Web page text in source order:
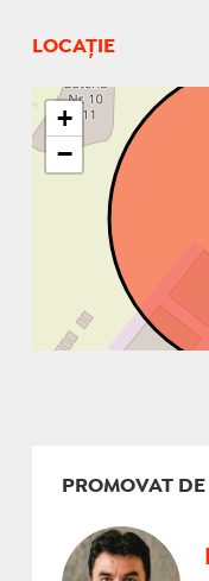
LOCAȚIE
+
−
PROMOVAT DE